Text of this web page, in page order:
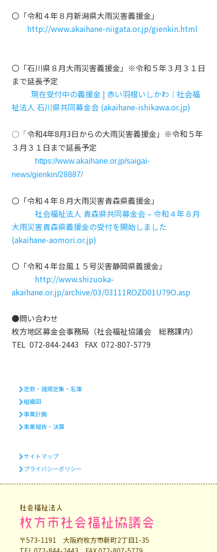
〇「令和４年８月新潟県大雨災害義援金」
http://www.akaihane-niigata.or.jp/gienkin.html
〇「石川県８月大雨災害義援金 」※令和５年３月３１日
まで延長予定
現在受付中の義援金 | 赤い羽根いしかわ｜社会福
祉法人 石川県共同募金会 (akaihane-ishikawa.or.jp)
〇 「 令和4年8月3日からの大雨災害義援金」※令和５年
３月３１日まで延長予定
https://www.akaihane.or.jp/saigai-
news/gienkin/28887/
〇「令和４年８月大雨災害青森県義援金」
社会福祉法人 青森県共同募金会 – 令和４年８月
大雨災害青森県義援金の受付を開始しました
(akaihane-aomori.or.jp)
〇「令和４年台風１５号災害静岡県義援金」
http://www.shizuoka-
akaihane.or.jp/archive/03/03111ROZD01U79O.asp
●問い合わせ
枚方地区募金会事務局（社会福祉協議会 総務課内）
TEL 072-844-2443 FAX 072-807-5779
定款・諸規定集・名簿
組織図
事業計画
事業報告・決算
サイトマップ
プライバシーポリシー
社会福祉法人
枚方市社会福祉協議会
〒573-1191 大阪府枚方市新町2丁目1-35